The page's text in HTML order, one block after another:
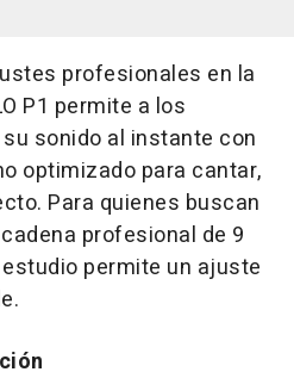
profesionales en la
P1 permite a los
sonido al instante con
optimizado para cantar,
Para quienes buscan
profesional de 9
permite un ajuste